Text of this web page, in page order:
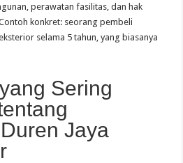
perawatan fasilitas, dan hak
konkret: seorang pembeli
selama 5 tahun, yang biasanya
Sering
Jaya